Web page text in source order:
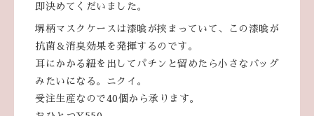
即決めてくだいました。
堺柄マスクケースは漆喰が挟まっていて、この漆喰が
抗菌＆消臭効果を発揮するのです。
耳にかかる紐を出してパチンと留めたら小さなバッグ
みたいになる。ニクイ。
受注生産なので40個から承ります。